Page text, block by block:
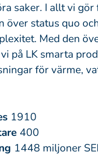
saker. I allt vi
över status quo
Med den
på LK smarta
för värme,
1910
400
1448 miljoner